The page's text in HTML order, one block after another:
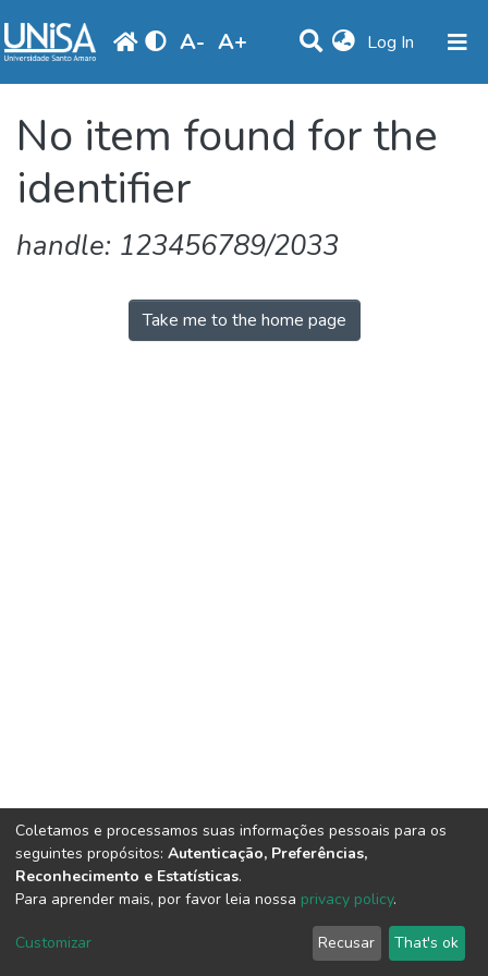
A- A+ Log In (current)
Browse
Produção Docente
Library
No item found for the
identifier
handle: 123456789/2033
Take me to the home page
DSpace software copyright © 2002-2026 LYRASIS
Send Feedback
Coletamos e processamos suas informações pessoais para os
seguintes propósitos: Autenticação, Preferências,
Reconhecimento e Estatísticas.
Para aprender mais, por favor leia nossa privacy policy.
Customizar Recusar That's ok